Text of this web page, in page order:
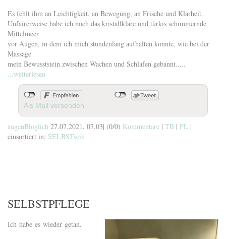
Es fehlt ihm an Leichtigkeit, an Bewegung, an Frische und Klarheit.
Unfairerweise habe ich noch das kristallklare und türkis schimmernde
Mittelmeer
vor Augen, in dem ich mich stundenlang aufhalten konnte, wie bei der
Massage
mein Bewusststein zwischen Wachen und Schlafen gebannt.....
...weiterlesen
Als Mail versenden
augenBloglich 27.07.2021, 07.03| (0/0) Kommentare | TB | PL |
einsortiert in: SELBSTsein
SELBSTPFLEGE
Ich habe es wieder getan.